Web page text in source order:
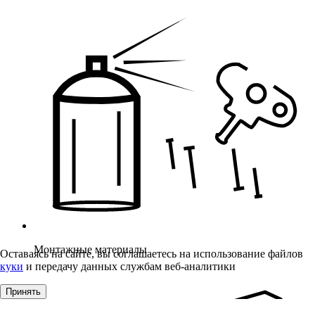
Монтажные материалы
Оставаясь на сайте, вы соглашаетесь на использование файлов
куки и передачу данных службам веб-аналитики
Принять